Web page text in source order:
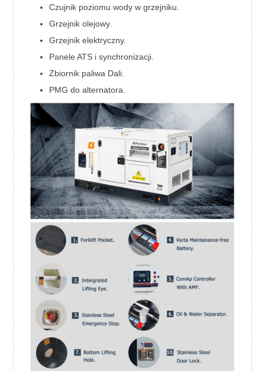
Czujnik poziomu wody w grzejniku.
Grzejnik olejowy.
Grzejnik elektryczny.
Panele ATS i synchronizacji.
Zbiornik paliwa Dali.
PMG do alternatora.